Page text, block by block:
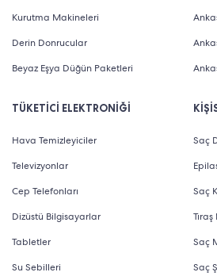
Kurutma Makineleri
Derin Donrucular
Beyaz Eşya Düğün Paketleri
TÜKETİCİ ELEKTRONİĞİ
Hava Temizleyiciler
Televizyonlar
Cep Telefonları
Dizüstü Bilgisayarlar
Tabletler
Su Sebilleri
Saç
Saç
Saç
Saç